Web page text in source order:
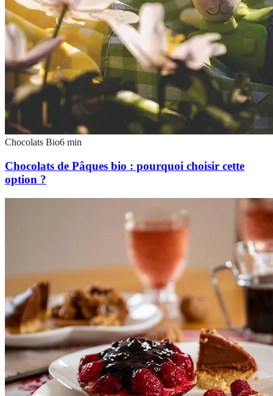
Chocolats Bio6 min
Chocolats de Pâques bio : pourquoi choisir cette
option ?